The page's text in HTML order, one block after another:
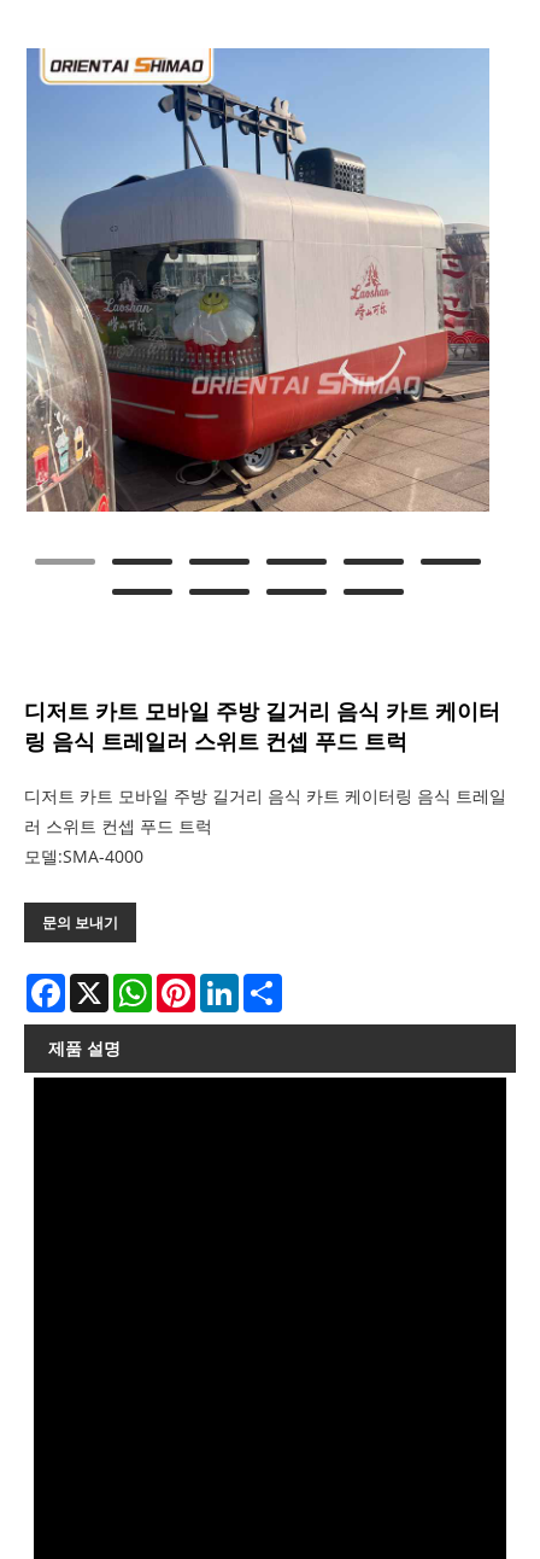
디저트 카트 모바일 주방 길거리 음식 카트 케이터
링 음식 트레일러 스위트 컨셉 푸드 트럭
디저트 카트 모바일 주방 길거리 음식 카트 케이터링 음식 트레일
러 스위트 컨셉 푸드 트럭
모델:SMA-4000
문의 보내기
Facebook
X WhatsAppPinterestLinkedIn
제품 설명